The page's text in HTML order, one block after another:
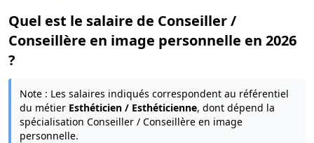
Quel est le salaire de Conseiller /
Conseillère en image personnelle en 2026
?
Note : Les salaires indiqués correspondent au référentiel
du métier Esthéticien / Esthéticienne, dont dépend la
spécialisation Conseiller / Conseillère en image
personnelle.